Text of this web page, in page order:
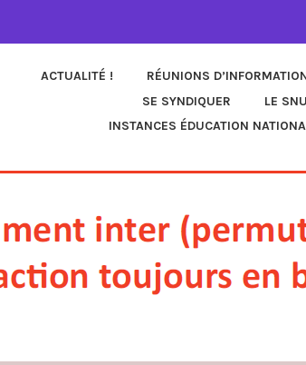
ACTUALITÉ ! RÉUNIONS
SE SYNDIQUER
LE
INSTANCES ÉDUCATION